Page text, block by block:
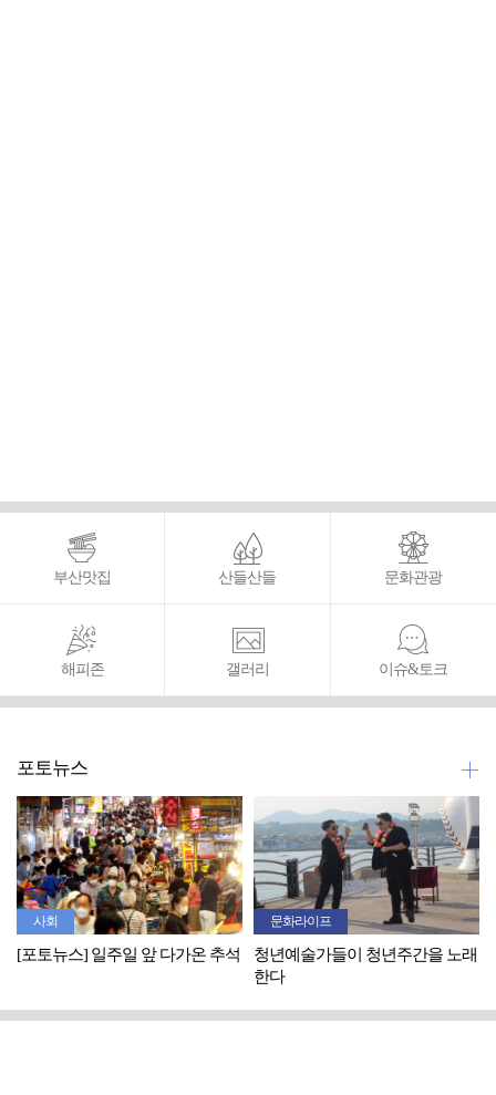
부산맛집 산들산들 문화관광
해피존 갤러리 이슈&토크
포토뉴스
사회
[포토뉴스] 일주일 앞 다가온 추석
문화라이프
청년예술가들이 청년주간을 노래
한다